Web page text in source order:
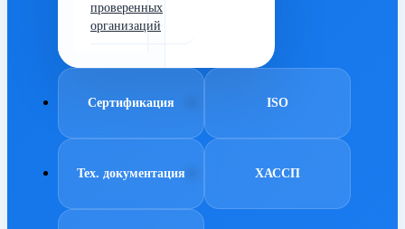
проверенных
организаций
Сертификация ISO
Тех. документация ХАССП